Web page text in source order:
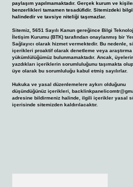
paylaşım yapılmamaktadır. Gerçek kurum ve
benzerlikleri tamamen tesadüfidir. Sitemizdeki
halindedir ve tavsiye niteliği taşımazlar.
Sitemiz, 5651 Sayılı Kanun gereğince Bilgi
İletişim Kurumu (BTK) tarafından onaylanmış bir
Sağlayıcı olarak hizmet vermektedir. Bu nedenle,
içerikleri proaktif olarak denetleme veya araştırma
yükümlülüğümüz bulunmamaktadır. Ancak,
yazdıkları içeriklerin sorumluluğunu taşımakta
üye olarak bu sorumluluğu kabul etmiş sayılırlar.
Hukuka ve yasal düzenlemelere aykırı olduğunu
düşündüğünüz içerikleri,
adresine bildirmeniz halinde, ilgili içerikler yasal
içerisinde sitemizden kaldırılacaktır.